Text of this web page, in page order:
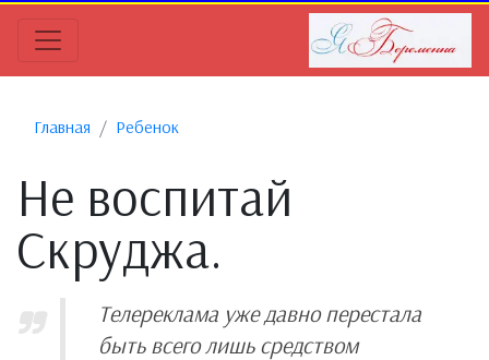
Главная Ребенок
Не воспитай
Скруджа.
Телереклама уже давно перестала
быть всего лишь средством